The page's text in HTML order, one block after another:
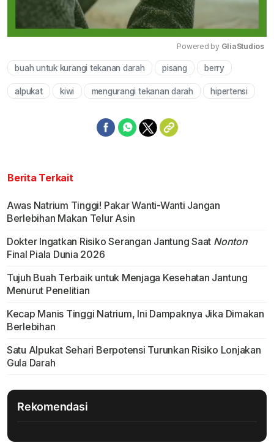
Mute
Powered by GliaStudios
buah untuk kurangi tekanan darah pisang berry
alpukat kiwi mengurangi tekanan darah hipertensi
Berita Terkait
Awas Natrium Tinggi! Pakar Wanti-Wanti Jangan
Berlebihan Makan Telur Asin
Dokter Ingatkan Risiko Serangan Jantung Saat Nonton
Final Piala Dunia 2026
Tujuh Buah Terbaik untuk Menjaga Kesehatan Jantung
Menurut Penelitian
Kecap Manis Tinggi Natrium, Ini Dampaknya Jika Dimakan
Berlebihan
Satu Alpukat Sehari Berpotensi Turunkan Risiko Lonjakan
Gula Darah
Rekomendasi